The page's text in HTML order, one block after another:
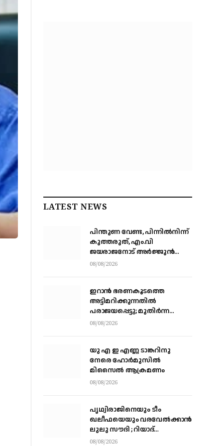
LATEST NEWS
പിന്തുണ വേണ്ട, പിന്നിൽനിന്ന്
കുത്തരുത്, എം.വി
ജയരാജനോട് അർജ്ജുൻ
ആയങ്കി
08/08/2026
ഇറാന്‍ ഭരണകൂടത്തെ
അട്ടിമറിക്കുന്നതില്‍
പരാജയപ്പെട്ടു; മുതിര്‍ന്ന
മൊസാദ് ഉദ്യോഗസ്ഥരെ
08/08/2026
യു എ ഇ എണ്ണ ടാങ്കറിനു
നേരെ ഹോര്‍മുസില്‍
മിസൈല്‍ ആക്രമണം
08/08/2026
പൃഥ്വിരാജിനെയും ടീം
ഖലീഫയെയും വരവേല്‍ക്കാന്‍
ലുലു സൗദി ; റിയാദ്
മലാസിലുള്ള ലുലു
08/08/2026